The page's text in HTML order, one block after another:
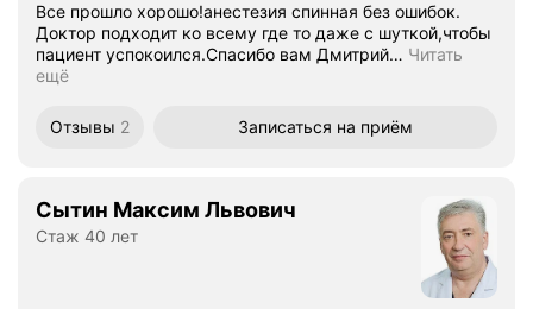
Все прошло хорошо!анестезия спинная без ошибок.
Доктор подходит ко всему где то даже с шуткой,чтобы
пациент успокоился.Спасибо вам Дмитрий… Читать
ещё
Отзывы 2 Записаться на приём
Сытин Максим Львович
Стаж 40 лет